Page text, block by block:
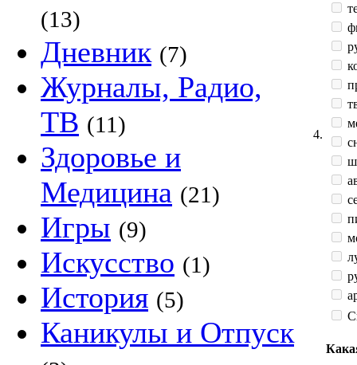
(13)
Дневник (7)
Журналы, Радио,
ТВ (11)
Здоровье и
Медицина (21)
Игры (9)
Искусство (1)
История (5)
Каникулы и Отпуск
4.